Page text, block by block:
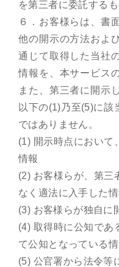
を第三者に委託するも
６．お客様らは、書
他の開示の方法およ
通じて取得した当社
情報を、本サービス
また、第三者に開示
以下の(1)乃至(5)に該
ではありません。
(1) 開示時点において
情報
(2) お客様らが、第三
なく適法に入手した情
(3) お客様らが独自に
(4) 取得時に公知であ
て公知となっている情
(5) 公官署から法令等